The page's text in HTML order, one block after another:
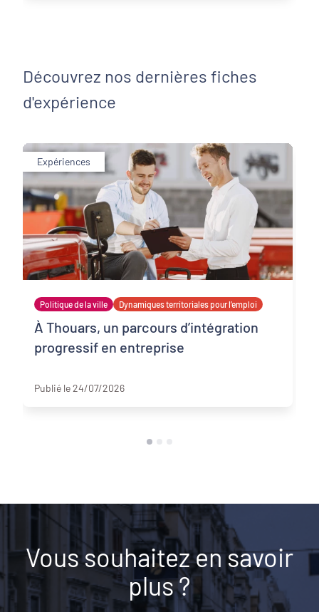
Découvrez nos dernières fiches
d'expérience
Expériences
Politique de la ville Dynamiques territoriales pour l’emploi
À Thouars, un parcours d’intégration
progressif en entreprise
Publié le 24/07/2026
Vous souhaitez en savoir
plus ?